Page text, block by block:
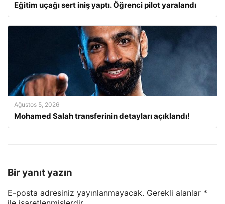
Eğitim uçağı sert iniş yaptı. Öğrenci pilot yaralandı
Ağustos 5, 2026
Mohamed Salah transferinin detayları açıklandı!
Bir yanıt yazın
E-posta adresiniz yayınlanmayacak. Gerekli alanlar *